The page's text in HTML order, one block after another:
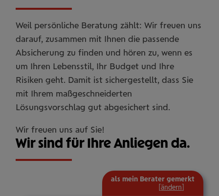
Weil persönliche Beratung zählt: Wir freuen uns
darauf, zusammen mit Ihnen die passende
Absicherung zu finden und hören zu, wenn es
um Ihren Lebensstil, Ihr Budget und Ihre
Risiken geht. Damit ist sichergestellt, dass Sie
mit Ihrem maßgeschneiderten
Lösungsvorschlag gut abgesichert sind.
Wir freuen uns auf Sie!
Wir sind für Ihre Anliegen da.
als mein Berater gemerkt
[ändern